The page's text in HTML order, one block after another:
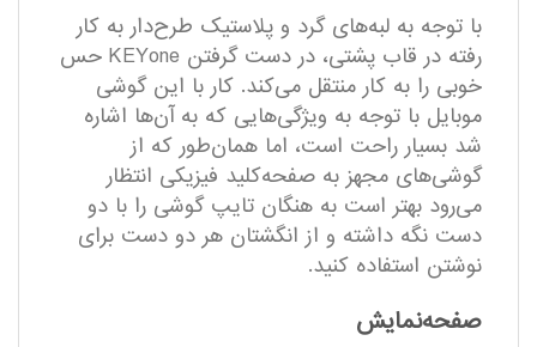
با توجه به لبه‌های گرد و پلاستیک طرح‌دار به کار
رفته در قاب پشتی، در دست گرفتن KEYone حس
خوبی را به کار منتقل می‌کند. کار با این گوشی
موبایل با توجه به ویژگی‌هایی که به آن‌ها اشاره
شد بسیار راحت است، اما همان‌طور که از
گوشی‌های مجهز به صفحه‌کلید فیزیکی انتظار
می‌رود بهتر است به هنگان تایپ گوشی را با دو
دست نگه داشته و از انگشتان هر دو دست برای
نوشتن استفاده کنید.
صفحه‌نمایش